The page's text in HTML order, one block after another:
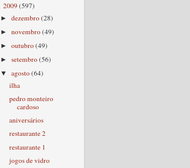
2009(597)
►dezembro(28)
►novembro(49)
►outubro(49)
►setembro(56)
▼agosto(64)
ilha
pedro monteiro
cardoso
aniversários
restaurante 2
restaurante 1
jogos de vidro